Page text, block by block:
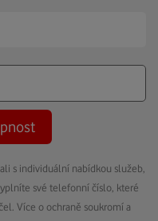
s individuální nabídkou služeb,
své telefonní číslo, které
Více o ochraně soukromí a